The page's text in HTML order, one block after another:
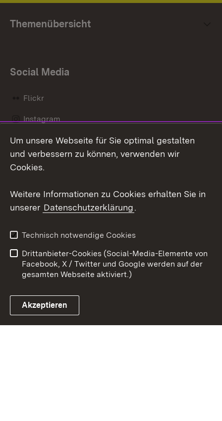
Themenübersicht
Social Media
Flickr
Instagram
Social Wall
Link zum Landesportal
Barrierefreiheit
Benutzungshinweise
Impressum
Cookies
Um unsere Webseite für Sie optimal gestalten
und verbessern zu können, verwenden wir
Cookies.
Weitere Informationen zu Cookies erhalten Sie in
unserer Datenschutzerklärung.
Technisch notwendige Cookies
Drittanbieter-Cookies (Social-Media-Elemente von
Facebook, X / Twitter und Google werden auf der
gesamten Webseite aktiviert.)
Akzeptieren